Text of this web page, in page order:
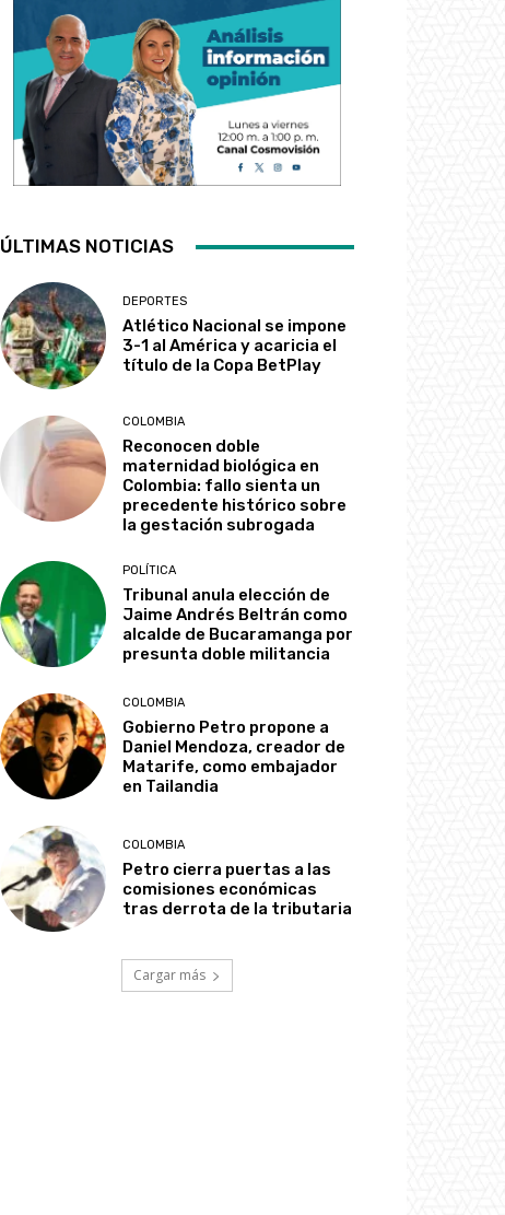
ÚLTIMAS NOTICIAS
DEPORTES
Atlético Nacional se impone
3-1 al América y acaricia el
título de la Copa BetPlay
COLOMBIA
Reconocen doble
maternidad biológica en
Colombia: fallo sienta un
precedente histórico sobre
la gestación subrogada
POLÍTICA
Tribunal anula elección de
Jaime Andrés Beltrán como
alcalde de Bucaramanga por
presunta doble militancia
COLOMBIA
Gobierno Petro propone a
Daniel Mendoza, creador de
Matarife, como embajador
en Tailandia
COLOMBIA
Petro cierra puertas a las
comisiones económicas
tras derrota de la tributaria
Cargar más